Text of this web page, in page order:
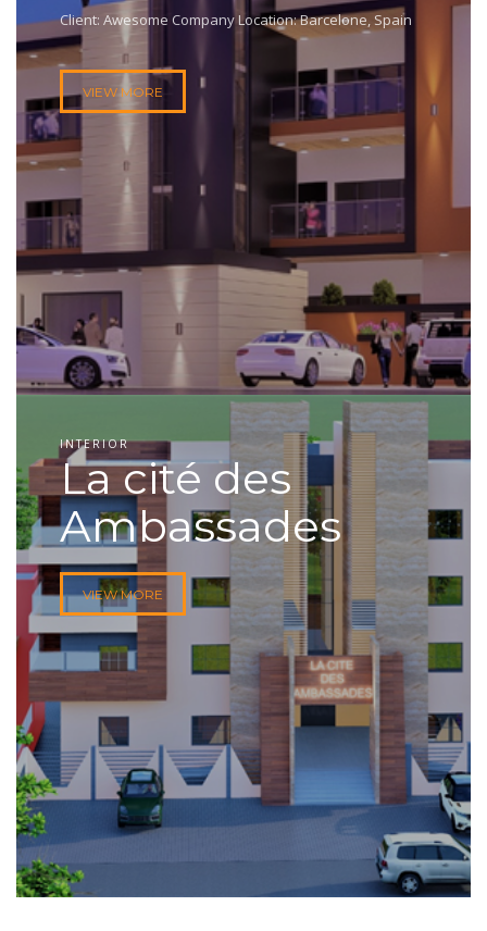
Client: Awesome Company Location: Barcelone, Spain
VIEW MORE
INTERIOR
La cité des
Ambassades
VIEW MORE